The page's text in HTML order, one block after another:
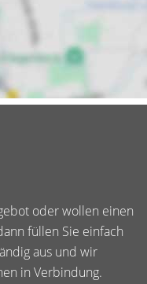
oder wollen einen
füllen Sie einfach
aus und wir
in Verbindung.